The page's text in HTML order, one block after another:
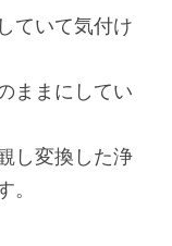
ていて気付け
ままにしてい
し変換した浄
。